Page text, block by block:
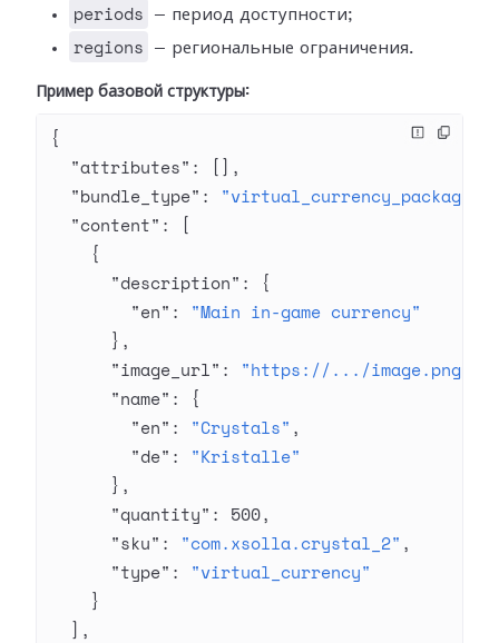
periods — период доступности;
regions — региональные ограничения.
Пример базовой структуры:
{
  "attributes"
: [],
  "bundle_type"
: "virtual_currency_package"
  "content"
: [
    {
      "description"
: {
        "en"
: "Main in-game currency"
      },
      "image_url"
: "https://.../image.png"
      "name"
: {
        "en"
: "Crystals" ,
        "de"
: "Kristalle"
      },
      "quantity"
: 500,
      "sku"
: "com.xsolla.crystal_2" ,
      "type"
: "virtual_currency"
    }
  ],